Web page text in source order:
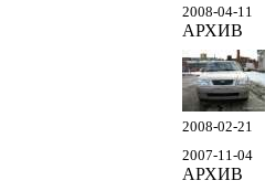
2008-04-11
АРХИВ
2008-02-21
2007-11-04
АРХИВ